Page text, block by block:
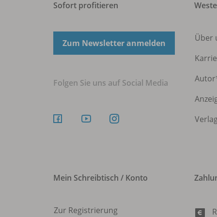
Sofort profitieren
Zum Newsletter anmelden
Folgen Sie uns auf Social Media
Mein Schreibtisch / Konto
Zur Registrierung